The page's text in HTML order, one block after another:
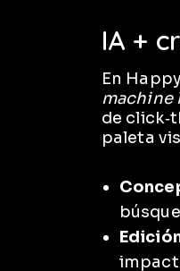
IA +
En
machine
de
paleta